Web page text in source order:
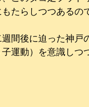
たらしつつあるの
週間後に迫った神戸
子運動）を意識しつ